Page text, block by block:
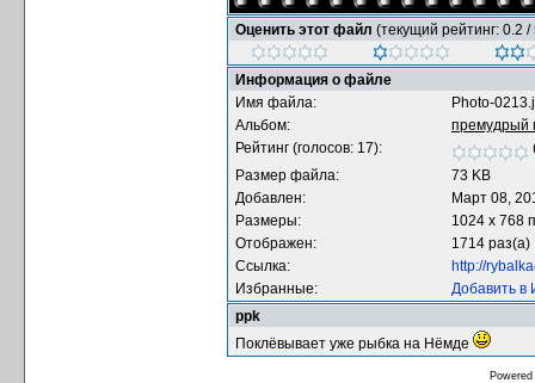
Оценить этот файл (текущий рейтинг: 0.2 /
Информация о файле
Имя файла:
Photo-
Альбом:
премудрый
Рейтинг (голосов: 17):
Размер файла:
73 KB
Добавлен:
Март 08,
Размеры:
1024 x 768
Отображен:
1714 раз(а)
Ссылка:
http://
Избранные:
Добавить в
ppk
Поклёвывает уже рыбка на Нёмде